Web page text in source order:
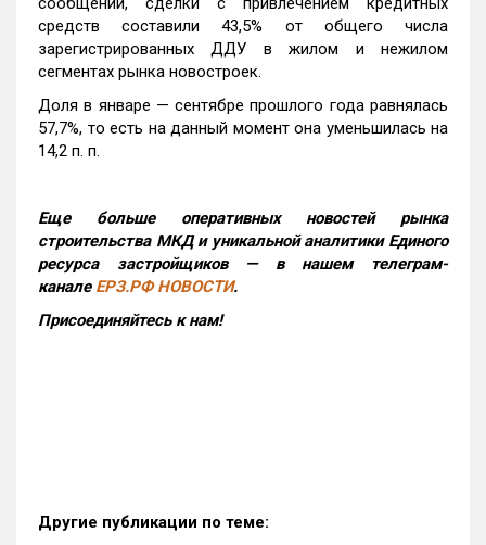
средств составили 43,5% от общего числа
зарегистрированных ДДУ в жилом и нежилом
сегментах рынка новостроек.
Доля в январе — сентябре прошлого года равнялась
57,7%, то есть на данный момент она уменьшилась на
14,2 п. п.
Еще больше оперативных новостей рынка
строительства МКД и уникальной аналитики Единого
ресурса застройщиков — в нашем телеграм-
канале ЕРЗ.РФ НОВОСТИ.
Присоединяйтесь к нам!
Другие публикации по теме: